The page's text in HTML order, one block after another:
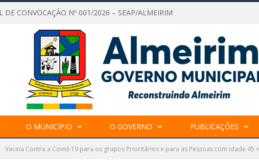
DE CONVOCAÇÃO Nº 001/2026 – SEAP/ALMEIRIM
O MUNICÍPIO O GOVERNO PUBLICAÇÕES
Vacina Contra a Covid-19 para os grupos Prioritários e para as Pessoas com idade 45